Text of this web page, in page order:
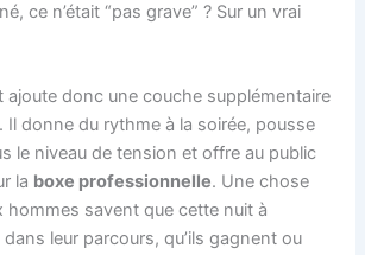
ce n’était “pas grave” ? Sur un vrai
ajoute donc une couche supplémentaire
Il donne du rythme à la soirée, pousse
le niveau de tension et offre au public
la boxe professionnelle. Une chose
hommes savent que cette nuit à
leur parcours, qu’ils gagnent ou